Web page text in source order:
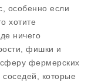
особенно если
хотите
ничего
фишки и
фермерских
соседей, которые